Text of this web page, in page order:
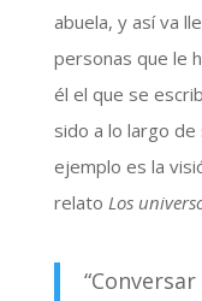
abuela, y así va
personas que le
él el que se
sido a lo largo
ejemplo es la
relato Los